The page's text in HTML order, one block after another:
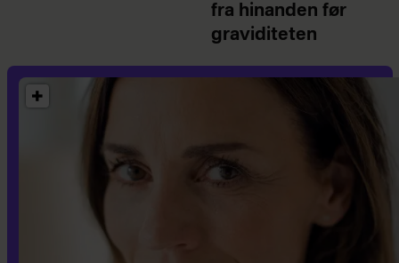
fra hinanden før
graviditeten